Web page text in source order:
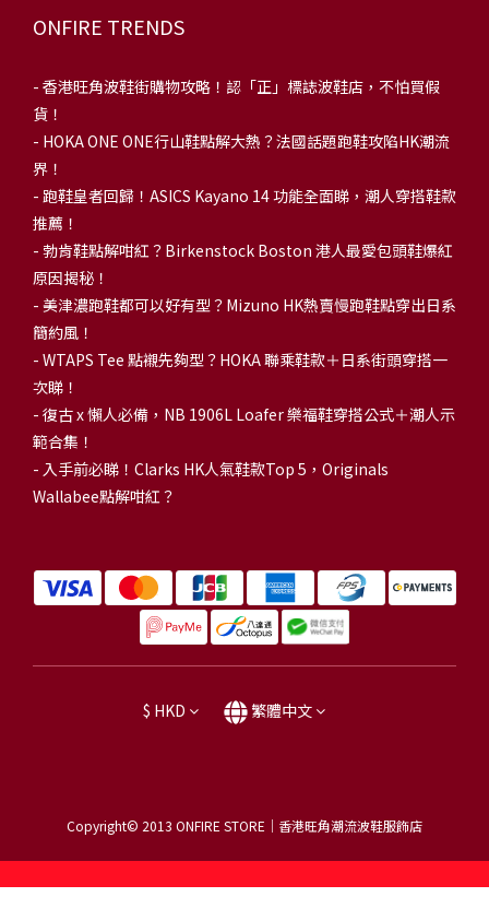
ONFIRE TRENDS
- 香港旺角波鞋街購物攻略！認「正」標誌波鞋店，不怕買假
貨！
- HOKA ONE ONE行山鞋點解大熱？法國話題跑鞋攻陷HK潮流
界！
- 跑鞋皇者回歸！ASICS Kayano 14 功能全面睇，潮人穿搭鞋款
推薦！
- 勃肯鞋點解咁紅？Birkenstock Boston 港人最愛包頭鞋爆紅
原因揭秘！
- 美津濃跑鞋都可以好有型？Mizuno HK熱賣慢跑鞋點穿出日系
簡約風！
- WTAPS Tee 點襯先夠型？HOKA 聯乘鞋款＋日系街頭穿搭一
次睇！
- 復古 x 懶人必備，NB 1906L Loafer 樂福鞋穿搭公式＋潮人示
範合集！
- 入手前必睇！Clarks HK人氣鞋款Top 5，Originals
Wallabee點解咁紅？
$ HKD 繁體中文
Copyright© 2013 ONFIRE STORE｜香港旺角潮流波鞋服飾店